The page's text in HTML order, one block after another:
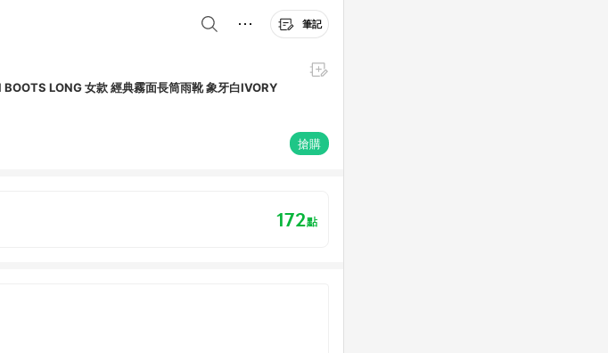
筆記
LONG 女款 經典霧面長筒雨靴 象牙白IVORY
搶購
172點